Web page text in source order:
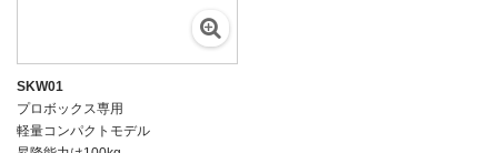
SKW01
プロボックス専用
軽量コンパクトモデル